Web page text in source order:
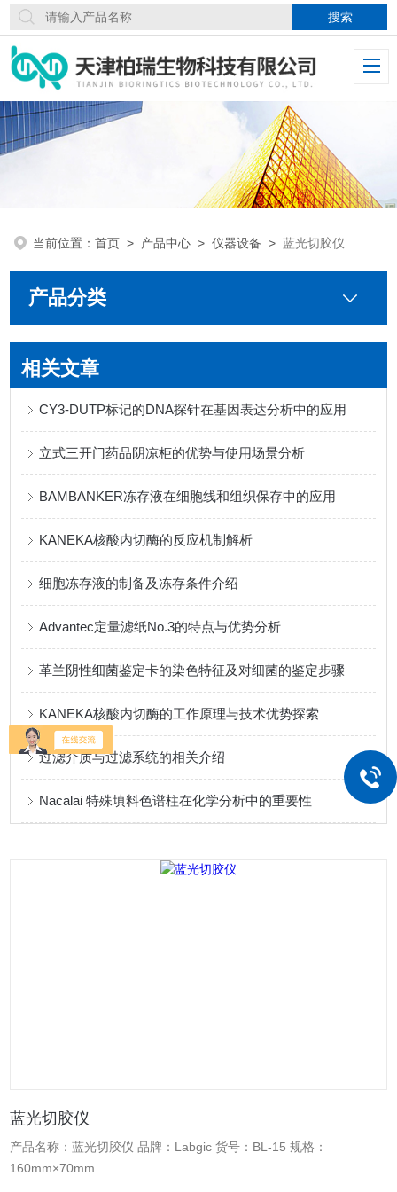
当前位置：首页 > 产品中心 >仪器设备 >蓝光切胶仪
产品分类
相关文章
CY3-DUTP标记的DNA探针在基因表达分析中的应用
立式三开门药品阴凉柜的优势与使用场景分析
BAMBANKER冻存液在细胞线和组织保存中的应用
KANEKA核酸内切酶的反应机制解析
细胞冻存液的制备及冻存条件介绍
Advantec定量滤纸No.3的特点与优势分析
革兰阴性细菌鉴定卡的染色特征及对细菌的鉴定步骤
KANEKA核酸内切酶的工作原理与技术优势探索
过滤介质与过滤系统的相关介绍
Nacalai 特殊填料色谱柱在化学分析中的重要性
蓝光切胶仪
产品名称：蓝光切胶仪 品牌：Labgic 货号：BL-15 规格：
160mm×70mm